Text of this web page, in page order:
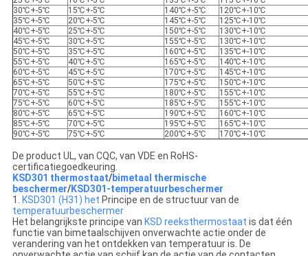
30℃+-5℃
15℃+-5℃ 140℃+-5℃
120℃+-10℃
35℃+-5℃
20℃+-5℃ 145℃+-5℃
125℃+-10℃
40℃+-5℃
25℃+-5℃ 150℃+-5℃
130℃+-10℃
45℃+-5℃
30℃+-5℃ 155℃+-5℃
130℃+-10℃
50℃+-5℃
35℃+-5℃ 160℃+-5℃
135℃+-10℃
55℃+-5℃
40℃+-5℃ 165℃+-5℃
140℃+-10℃
60℃+-5℃
45℃+-5℃ 170℃+-5℃
145℃+-10℃
65℃+-5℃
50℃+-5℃ 175℃+-5℃
150℃+-10℃
70℃+-5℃
55℃+-5℃ 180℃+-5℃
155℃+-10℃
75℃+-5℃
60℃+-5℃ 185℃+-5℃
155℃+-10℃
80℃+-5℃
65℃+-5℃ 190℃+-5℃
160℃+-10℃
85℃+-5℃
70℃+-5℃ 195℃+-5℃
165℃+-10℃
90℃+-5℃
75℃+-5℃ 200℃+-5℃ 170℃+-10℃
De product UL, van CQC, van VDE en RoHS-
certificatiegoedkeuring.
KSD301 thermostaat/bimetaal thermische
beschermer/KSD301-temperatuurbeschermer
1. KSD301 (H31) het Principe en de structuur van de
temperatuurbeschermer
Het belangrijkste principe van KSD reeksthermostaat is dat één
functie van bimetaalschijven onverwachte actie onder de
verandering van het ontdekken van temperatuur is. De